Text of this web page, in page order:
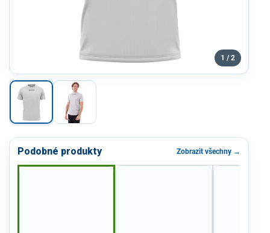
1 / 2
Podobné produkty Zobrazit všechny →